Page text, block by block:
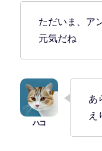
ただいま、ア
元気だね
あ
え